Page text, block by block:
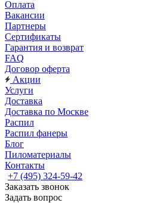
Оплата
Вакансии
Партнеры
Сертификаты
Гарантия и возврат
FAQ
Договор оферта
Акции
Услуги
Доставка
Доставка по Москве
Распил
Распил фанеры
Блог
Пиломатериалы
Контакты
+7 (495) 324-59-42
Заказать звонок
Задать вопрос